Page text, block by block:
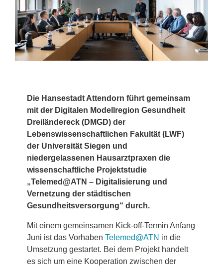
Die Hansestadt Attendorn führt gemeinsam
mit der Digitalen Modellregion Gesundheit
Dreiländereck (DMGD) der
Lebenswissenschaftlichen Fakultät (LWF)
der Universität Siegen und
niedergelassenen Hausarztpraxen die
wissenschaftliche Projektstudie
„Telemed@ATN – Digitalisierung und
Vernetzung der städtischen
Gesundheitsversorgung“ durch.
Mit einem gemeinsamen Kick-off-Termin Anfang
Juni ist das Vorhaben Telemed@ATN in die
Umsetzung gestartet. Bei dem Projekt handelt
es sich um eine Kooperation zwischen der